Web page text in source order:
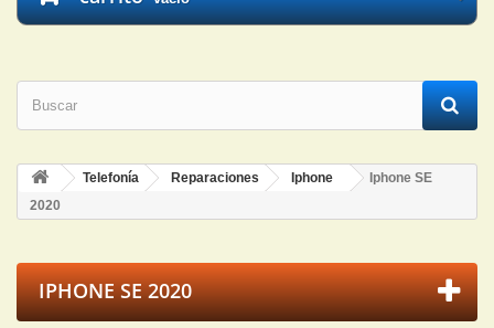
Telefonía Reparaciones Iphone
Iphone SE
2020
IPHONE SE 2020